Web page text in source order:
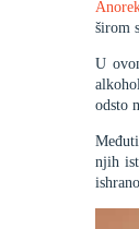
širom
U
odsto
njih